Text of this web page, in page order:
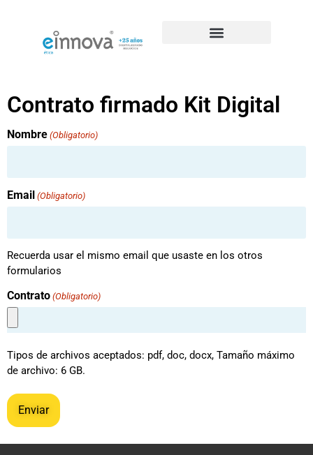
Contrato firmado Kit Digital
Nombre (Obligatorio)
Email (Obligatorio)
Recuerda usar el mismo email que usaste en los otros
formularios
Contrato (Obligatorio)
Tipos de archivos aceptados: pdf, doc, docx, Tamaño máximo
de archivo: 6 GB.